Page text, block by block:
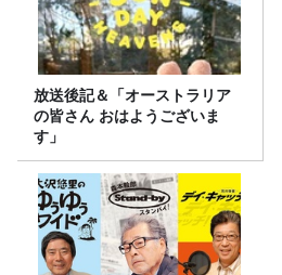
放送後記＆「オーストラリア
の皆さん おはようございま
す」